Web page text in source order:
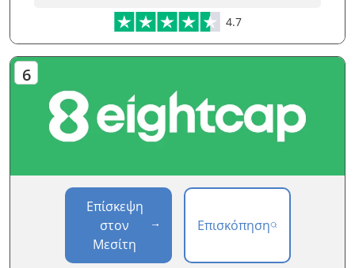
4.7
Επίσκεψη
στον
Μεσίτη
Επισκόπηση